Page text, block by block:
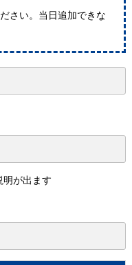
さい。当日追加できな
が出ます